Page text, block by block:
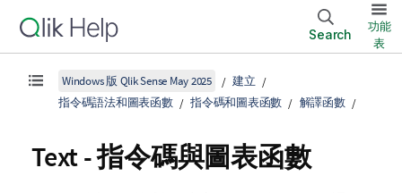
Search
功能
表
Windows 版 Qlik Sense May 2025
建立
指令碼語法和圖表函數
指令碼和圖表函數 解譯函數
Text - 指令碼與圖表函數